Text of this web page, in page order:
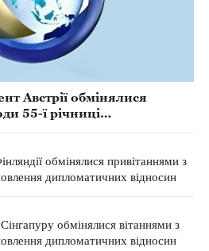
Австрії обмінялися
55-ї річниці
обмінялися привітаннями з
дипломатичних відносин
обмінялися вітаннями з
дипломатичних відносин